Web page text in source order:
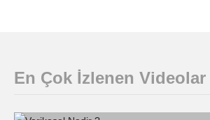
En Çok İzlenen Videolar